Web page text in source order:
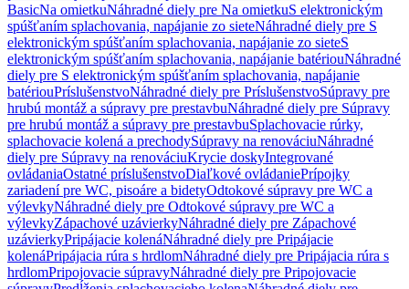
BasicNa omietkuNáhradné diely pre Na omietkuS elektronickým
spúšťaním splachovania, napájanie zo sieteNáhradné diely pre S
elektronickým spúšťaním splachovania, napájanie zo sieteS
elektronickým spúšťaním splachovania, napájanie batériouNáhradné
diely pre S elektronickým spúšťaním splachovania, napájanie
batériouPríslušenstvoNáhradné diely pre PríslušenstvoSúpravy pre
hrubú montáž a súpravy pre prestavbuNáhradné diely pre Súpravy
pre hrubú montáž a súpravy pre prestavbuSplachovacie rúrky,
splachovacie kolená a prechodySúpravy na renováciuNáhradné
diely pre Súpravy na renováciuKrycie doskyIntegrované
ovládaniaOstatné príslušenstvoDiaľkové ovládaniePrípojky
zariadení pre WC, pisoáre a bidetyOdtokové súpravy pre WC a
výlevkyNáhradné diely pre Odtokové súpravy pre WC a
výlevkyZápachové uzávierkyNáhradné diely pre Zápachové
uzávierkyPripájacie kolenáNáhradné diely pre Pripájacie
kolenáPripájacia rúra s hrdlomNáhradné diely pre Pripájacia rúra s
hrdlomPripojovacie súpravyNáhradné diely pre Pripojovacie